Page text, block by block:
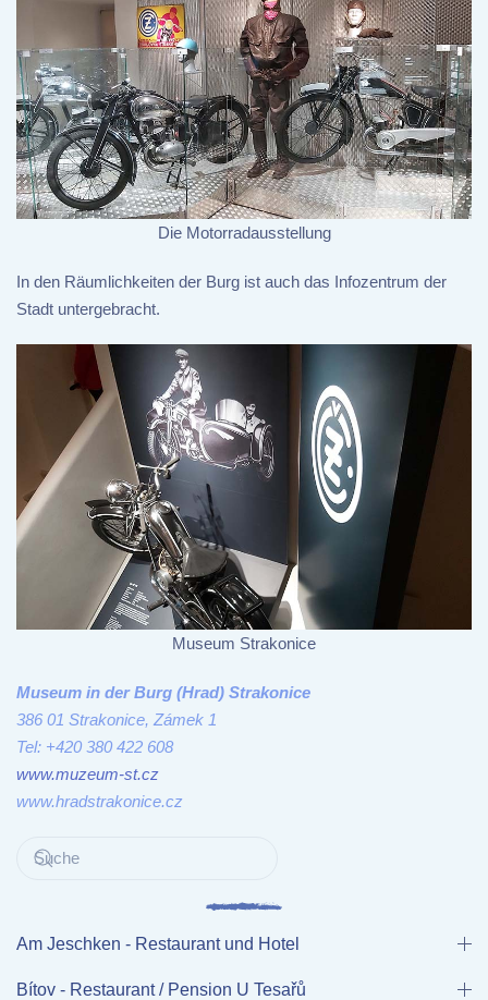
Die Motorradausstellung
In den Räumlichkeiten der Burg ist auch das Infozentrum der
Stadt untergebracht.
Museum Strakonice
Museum in der Burg (Hrad) Strakonice
386 01 Strakonice, Zámek 1
Tel: +420 380 422 608
www.muzeum-st.cz
www.hradstrakonice.cz
Am Jeschken - Restaurant und Hotel
Bítov - Restaurant / Pension U Tesařů